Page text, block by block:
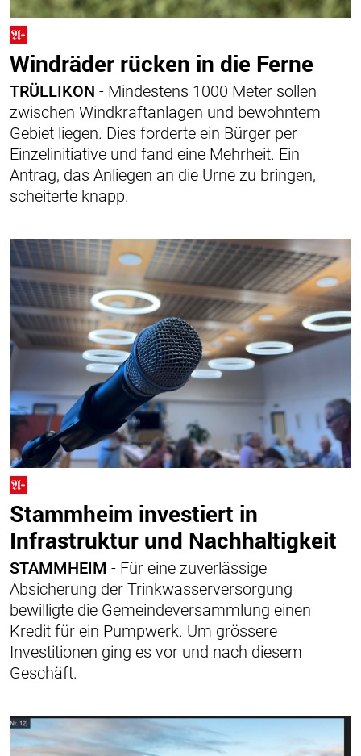
Windräder rücken in die Ferne
TRÜLLIKON - Mindestens 1000 Meter sollen
zwischen Windkraftanlagen und bewohntem
Gebiet liegen. Dies forderte ein Bürger per
Einzelinitiative und fand eine Mehrheit. Ein
Antrag, das Anliegen an die Urne zu bringen,
scheiterte knapp.
Stammheim investiert in
Infrastruktur und Nachhaltigkeit
STAMMHEIM - Für eine zuverlässige
Absicherung der Trinkwasserversorgung
bewilligte die Gemeindeversammlung einen
Kredit für ein Pumpwerk. Um grössere
Investitionen ging es vor und nach diesem
Geschäft.